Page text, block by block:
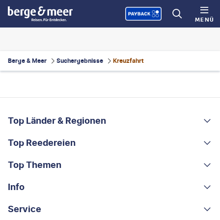
MENÜ
Berge & Meer Suchergebnisse Kreuzfahrt
Footer navigation
Top Länder & Regionen
Portugal
Albanien
Griechenland
Top Reedereien
AIDA
MSC Cruises
Costa Kreuzfahrten
Top Themen
Rundreisen
Kleingruppen-Rundreisen
Info
Über uns
Service